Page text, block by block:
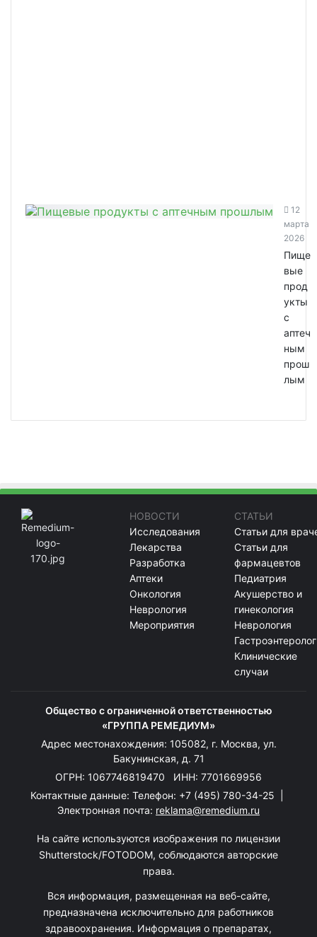
12
марта
2026
Пище
вые
прод
укты
с
аптеч
ным
прош
лым
НОВОСТИ
Исследования
Лекарства
Разработка
Аптеки
Онкология
Неврология
Мероприятия
СТАТЬИ
Статьи для
Статьи для
фармацевтов
Педиатрия
Акушерство и
гинекология
Неврология
Клинические
случаи
Общество с ограниченной ответственностью
«ГРУППА РЕМЕДИУМ»
Адрес местонахождения: 105082, г. Москва, ул.
Бакунинская, д. 71
ОГРН: 1067746819470 ИНН: 7701669956
Контактные данные: Телефон: +7 (495) 780-34-25
Электронная почта: reklama@remedium.ru
На сайте используются изображения по лицензии
Shutterstock/FOTODOM, соблюдаются авторские
права.
Вся информация, размещенная на веб-сайте,
предназначена исключительно для работников
здравоохранения. Информация о препаратах,